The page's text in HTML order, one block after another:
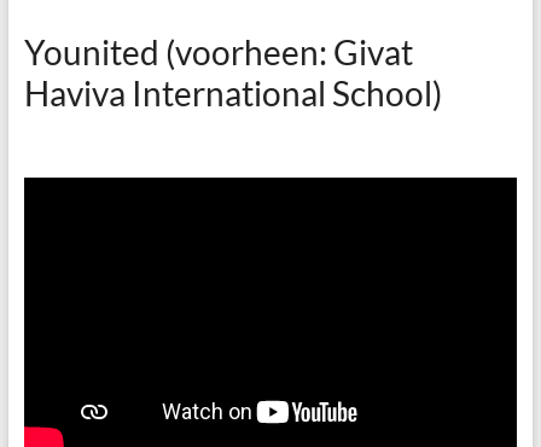
Younited (voorheen: Givat
Haviva International School)